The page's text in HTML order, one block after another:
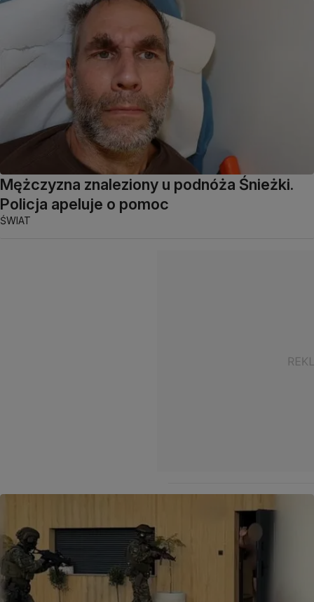
Mężczyzna znaleziony u podnóża Śnieżki.
Policja apeluje o pomoc
ŚWIAT